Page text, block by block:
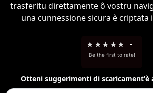
trasferitu direttamente ô vostru
una cunnessione sicura è criptata
★ ★★ ★★ -
Be the first to rate!
Otteni suggerimenti di scaricament'è